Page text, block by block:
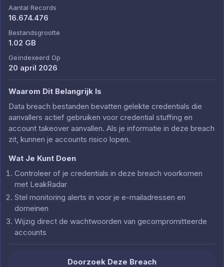
Aantal Records
16.674.476
Bestandsgrootte
1.02 GB
Geïndexeerd Op
20 april 2026
Waarom Dit Belangrijk Is
Data breach bestanden bevatten gelekte credentials die
aanvallers actief gebruiken voor credential stuffing en
account takeover aanvallen. Als je informatie in deze breach
zit, kunnen je accounts risico lopen.
Wat Je Kunt Doen
Controleer of je credentials in deze breach voorkomen
met LeakRadar
Stel monitoring alerts in voor je e-mailadressen en
domeinen
Wijzig direct de wachtwoorden van gecompromitteerde
accounts
Doorzoek Deze Breach